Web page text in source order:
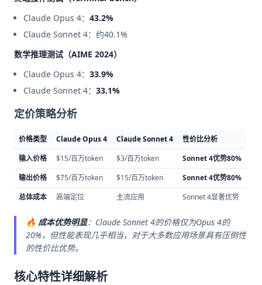
Claude Opus 4： 43.2%
Claude Sonnet 4：约40.1%
数学推理测试（AIME 2024）
Claude Opus 4： 33.9%
Claude Sonnet 4： 33.1%
定价策略分析
价格类型 Claude Opus 4 Claude Sonnet 4
性价比分析
输入价格
$15/百万token $3/百万token
Sonnet 4优势80%
输出价格
$75/百万token $15/百万token
Sonnet 4优势80%
总体成本
高端定位 主流应用 Sonnet 4显著优势
🔥 成本优势明显：Claude Sonnet 4的价格仅为Opus 4的
20%，但性能表现几乎相当，对于大多数应用场景具有压倒性
的性价比优势。
核心特性详细解析